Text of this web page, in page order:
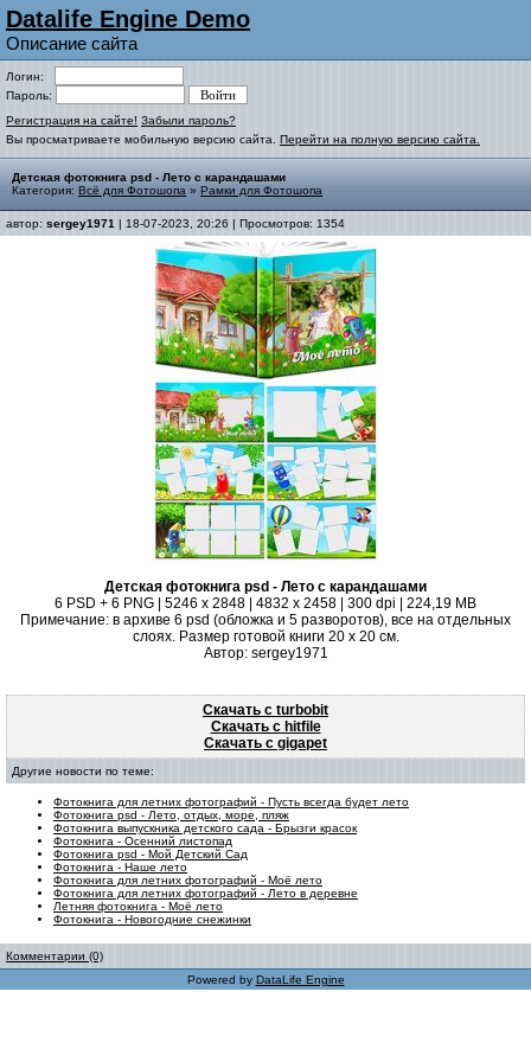
Datalife Engine Demo
Описание сайта
Логин:
Пароль:
Регистрация на сайте! Забыли пароль?
Вы просматриваете мобильную версию сайта. Перейти на полную версию сайта.
Детская фотокнига psd - Лето с карандашами
Категория: Всё для Фотошопа » Рамки для Фотошопа
автор: sergey1971 | 18-07-2023, 20:26 | Просмотров: 1354
Детская фотокнига psd - Лето с карандашами
6 PSD + 6 PNG | 5246 x 2848 | 4832 x 2458 | 300 dpi | 224,19 MB
Примечание: в архиве 6 psd (обложка и 5 разворотов), все на отдельных
слоях. Размер готовой книги 20 x 20 см.
Автор: sergey1971
Скачать с turbobit
Скачать с hitfile
Скачать с gigapet
Другие новости по теме:
Фотокнига для летних фотографий - Пусть всегда будет лето
Фотокнига psd - Лето, отдых, море, пляж
Фотокнига выпускника детского сада - Брызги красок
Фотокнига - Осенний листопад
Фотокнига psd - Мой Детский Сад
Фотокнига - Наше лето
Фотокнига для летних фотографий - Моё лето
Фотокнига для летних фотографий - Лето в деревне
Летняя фотокнига - Моё лето
Фотокнига - Новогодние снежинки
Комментарии (0)
Powered by DataLife Engine